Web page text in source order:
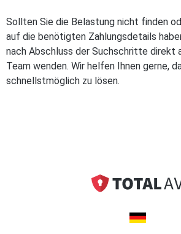
Sollten Sie die Belastung nicht finden
auf die benötigten Zahlungsdetails
nach Abschluss der Suchschritte direkt
Team wenden. Wir helfen Ihnen gerne,
schnellstmöglich zu lösen.